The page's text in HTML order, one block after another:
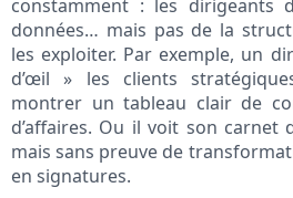
constamment : les dirigeants
données… mais pas de la
les exploiter. Par exemple, un
d’œil » les clients
montrer un tableau clair de
d’affaires. Ou il voit son carnet
mais sans preuve de
en signatures.